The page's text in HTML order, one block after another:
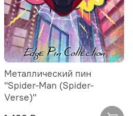
Металлический пин
"Spider-Man (Spider-
Verse)"